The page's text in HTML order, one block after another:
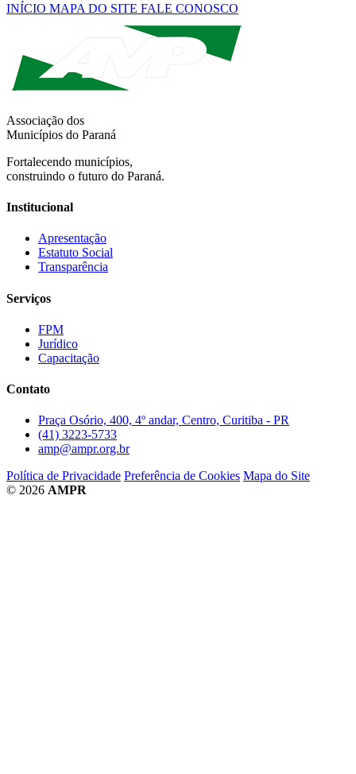
INÍCIO MAPA DO SITE FALE CONOSCO
Associação dos
Municípios do Paraná
Fortalecendo municípios,
construindo o futuro do Paraná.
Institucional
Apresentação
Estatuto Social
Transparência
Serviços
FPM
Jurídico
Capacitação
Contato
Praça Osório, 400, 4º andar, Centro, Curitiba - PR
(41) 3223-5733
amp@ampr.org.br
Política de Privacidade Preferência de Cookies Mapa do Site
© 2026 AMPR